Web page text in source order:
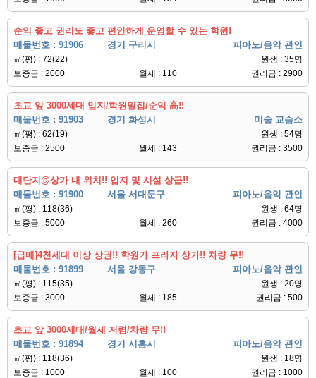
순익 좋고 권리도 좋고 편안하게 운영할 수 있는 학원!
매물번호 : 91906
경기 구리시 피아노/음악 관인
㎡(평) : 72(22)
원생 : 35명
보증금 : 2000
월세 : 110 권리금 : 2900
초교 앞 3000세대 입지/학원밀집/순익 高!!
매물번호 : 91903
경기 화성시 미술 교습소
㎡(평) : 62(19)
원생 : 54명
보증금 : 2500
월세 : 143 권리금 : 3500
대단지@상가 내 위치!! 입지 및 시설 상급!!
매물번호 : 91900
서울 서대문구 피아노/음악 관인
㎡(평) : 118(36)
원생 : 64명
보증금 : 5000
월세 : 260 권리금 : 4000
[급매]4천세대 이상 상권!! 학원가 프라자 상가!! 차량 무!!
매물번호 : 91899
서울 강동구 피아노/음악 관인
㎡(평) : 115(35)
원생 : 20명
보증금 : 3000
월세 : 185 권리금 : 500
초교 앞 3000세대/월세 저렴/차량 무!!
매물번호 : 91894
경기 시흥시 피아노/음악 관인
㎡(평) : 118(36)
원생 : 18명
보증금 : 1000
월세 : 100 권리금 : 1000